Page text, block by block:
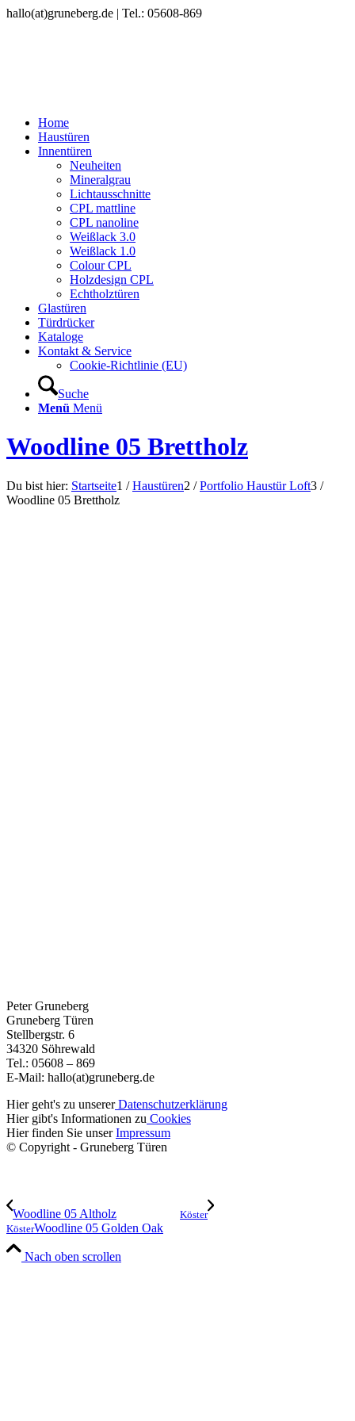
hallo(at)gruneberg.de | Tel.: 05608-869
Home
Haustüren
Innentüren
Neuheiten
Mineralgrau
Lichtausschnitte
CPL mattline
CPL nanoline
Weißlack 3.0
Weißlack 1.0
Colour CPL
Holzdesign CPL
Echtholztüren
Glastüren
Türdrücker
Kataloge
Kontakt & Service
Cookie-Richtlinie (EU)
Suche
Menü Menü
Woodline 05 Brettholz
Du bist hier: Startseite1 / Haustüren2 / Portfolio Haustür Loft3 /
Woodline 05 Brettholz
Peter Gruneberg
Gruneberg Türen
Stellbergstr. 6
34320 Söhrewald
Tel.: 05608 – 869
E-Mail: hallo(at)gruneberg.de
Hier geht's zu unsererDatenschutzerklärung
Hier gibt's Informationen zu Cookies
Hier finden Sie unserImpressum
© Copyright - Gruneberg Türen
Woodline 05 Altholz
Köster
KösterWoodline 05 Golden Oak
Nach oben scrollen